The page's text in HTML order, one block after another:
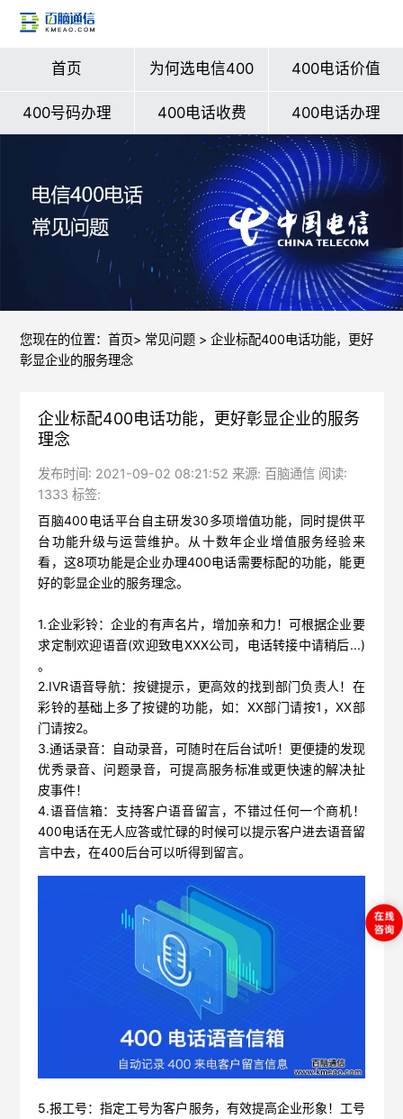
首页 为何选电信400 400电话价值
400号码办理 400电话收费 400电话办理
您现在的位置： 首页> 常见问题> 企业标配400电话功能，更好
彰显企业的服务理念
企业标配400电话功能，更好彰显企业的服务
理念
发布时间: 2021-09-02 08:21:52 来源: 百脑通信 阅读:
1333 标签:
百脑400电话平台自主研发30多项增值功能，同时提供平
台功能升级与运营维护。从十数年企业增值服务经验来
看，这8项功能是企业办理400电话需要标配的功能，能更
好的彰显企业的服务理念。
1.企业彩铃：企业的有声名片，增加亲和力！可根据企业要
求定制欢迎语音(欢迎致电XXX公司，电话转接中请稍后...)
。
2.IVR语音导航：按键提示，更高效的找到部门负责人！在
彩铃的基础上多了按键的功能，如：XX部门请按1，XX部
门请按2。
3.通话录音： 自动录音，可随时在后台试听！更便捷的发现
优秀录音、问题录音，可提高服务标准或更快速的解决扯
皮事件！
4.语音信箱： 支持客户语音留言，不错过任何一个商机！
400电话在无人应答或忙碌的时候可以提示客户进去语音留
言中去，在400后台可以听得到留言。
5.报工号：指定工号为客户服务，有效提高企业形象！工号